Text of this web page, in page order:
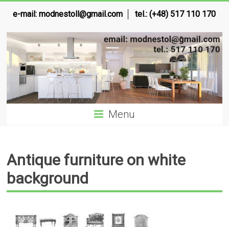
e-mail:modnestoll@gmail.com tel.: (+48) 517 110 170
Menu
Antique furniture on white
background